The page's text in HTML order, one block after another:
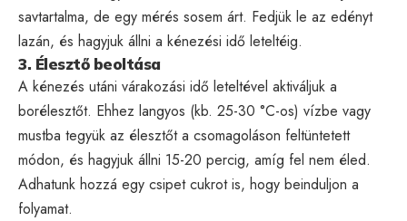
savtartalma, de egy mérés sosem árt. Fedjük le az edényt
lazán, és hagyjuk állni a kénezési idő leteltéig.
3. Élesztő beoltása
A kénezés utáni várakozási idő leteltével aktiváljuk a
borélesztőt. Ehhez langyos (kb. 25-30 °C-os) vízbe vagy
mustba tegyük az élesztőt a csomagoláson feltüntetett
módon, és hagyjuk állni 15-20 percig, amíg fel nem éled.
Adhatunk hozzá egy csipet cukrot is, hogy beinduljon a
folyamat.